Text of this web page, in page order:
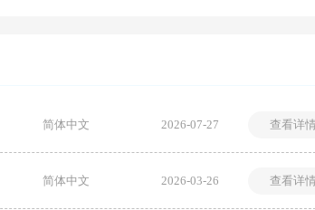
简体中文 2026-07-27 查看详
简体中文 2026-03-26 查看详